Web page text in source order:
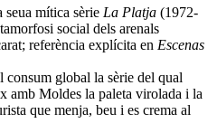
seua mítica sèrie La Platja (1972-
social dels arenals
referència explícita en Escenas
consum global la sèrie del qual
amb Moldes la paleta virolada i la
que menja, beu i es crema al